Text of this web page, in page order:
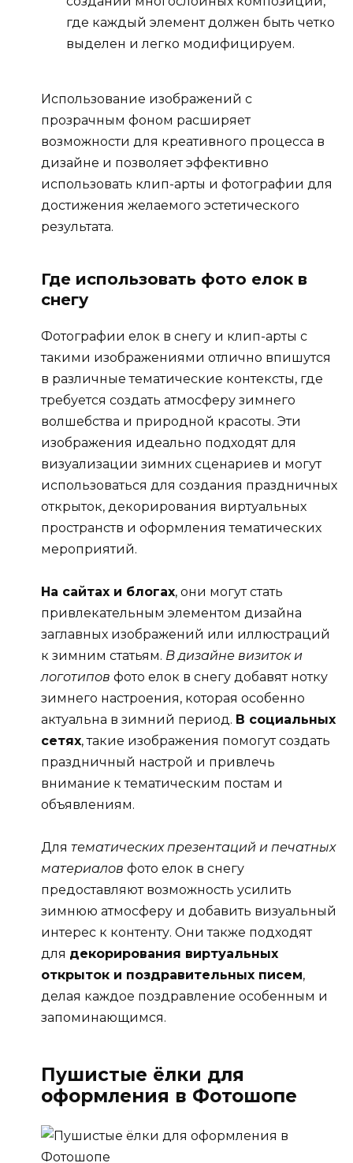
где каждый элемент должен быть четко
выделен и легко модифицируем.
Использование изображений с
прозрачным фоном расширяет
возможности для креативного процесса в
дизайне и позволяет эффективно
использовать клип-арты и фотографии для
достижения желаемого эстетического
результата.
Где использовать фото елок в
снегу
Фотографии елок в снегу и клип-арты с
такими изображениями отлично впишутся
в различные тематические контексты, где
требуется создать атмосферу зимнего
волшебства и природной красоты. Эти
изображения идеально подходят для
визуализации зимних сценариев и могут
использоваться для создания праздничных
открыток, декорирования виртуальных
пространств и оформления тематических
мероприятий.
На сайтах и блогах, они могут стать
привлекательным элементом дизайна
заглавных изображений или иллюстраций
к зимним статьям. В дизайне визиток и
логотипов фото елок в снегу добавят нотку
зимнего настроения, которая особенно
актуальна в зимний период. В социальных
сетях, такие изображения помогут создать
праздничный настрой и привлечь
внимание к тематическим постам и
объявлениям.
Для тематических презентаций и печатных
материалов фото елок в снегу
предоставляют возможность усилить
зимнюю атмосферу и добавить визуальный
интерес к контенту. Они также подходят
для декорирования виртуальных
открыток и поздравительных писем,
делая каждое поздравление особенным и
запоминающимся.
Пушистые ёлки для
оформления в Фотошопе